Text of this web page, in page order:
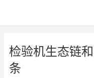
检验机生态链
条